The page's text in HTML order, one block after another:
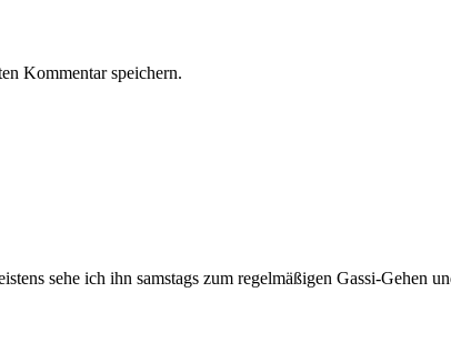
Kommentar speichern.
sehe ich ihn samstags zum regelmäßigen Gassi-Gehen